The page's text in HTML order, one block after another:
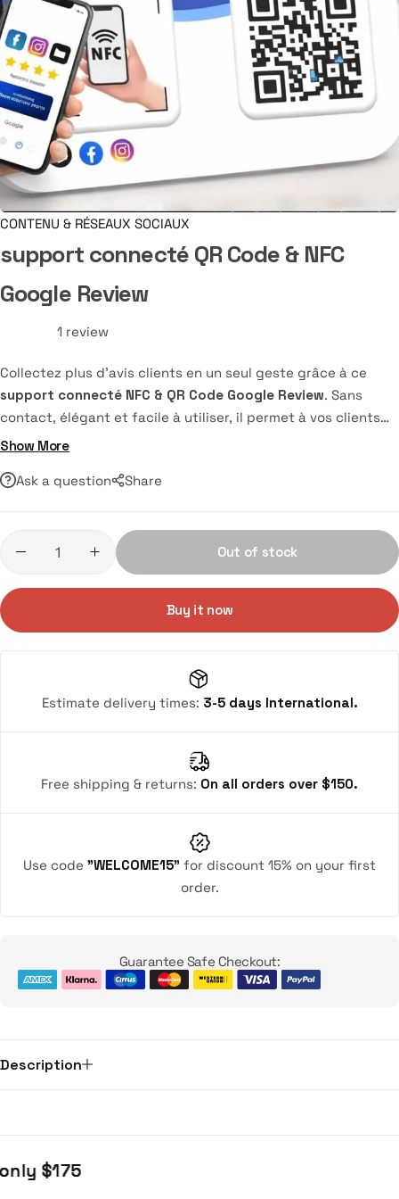
CONTENU & RÉSEAUX SOCIAUX
support connecté QR Code & NFC
Google Review
1 review
Collectez plus d’avis clients en un seul geste grâce à ce
support connecté NFC & QR Code Google Review. Sans
contact, élégant et facile à utiliser, il permet à vos clients
de laisser un avis ou de suivre vos réseaux sociaux en un
professionnels.
Show More
Ask a question Share
Out of stock
Buy it now
Estimate delivery times: 3-5 days International.
Free shipping & returns: On all orders over $150.
Use code "WELCOME15" for discount 15% on your first
order.
Guarantee Safe Checkout:
Description